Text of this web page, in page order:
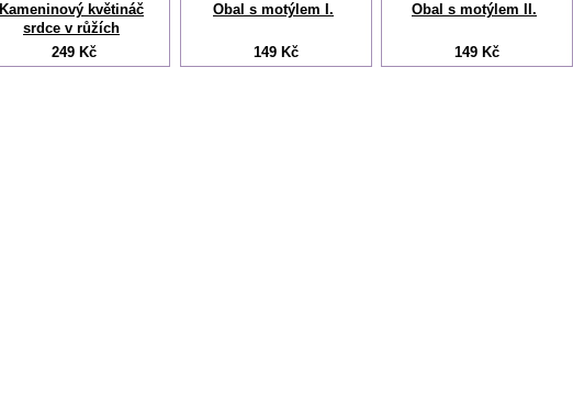
Kameninový květináč
srdce v růžích
249 Kč
Obal s motýlem I.
149 Kč
Obal s motýlem II.
149 Kč